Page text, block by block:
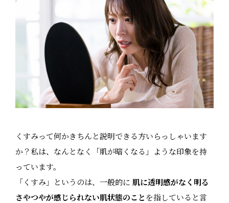
くすみって何かきちんと説明できる方いらっしゃいます
か？私は、なんとなく「肌が暗くなる」ような印象を持
っています。
「くすみ」というのは、一般的に 肌に透明感がなく明る
さやつやが感じられない肌状態のことを指していると言